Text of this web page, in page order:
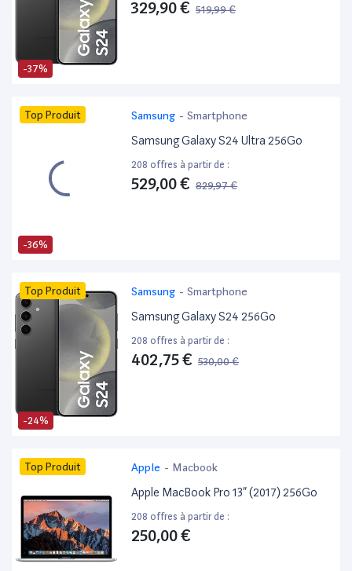
-37%
329,90 € 519,99 €
-36%
Top Produit Samsung - Smartphone
Samsung Galaxy S24 Ultra 256Go
208 offres à partir de :
529,00 € 829,97 €
-24%
Top Produit Samsung - Smartphone
Samsung Galaxy S24 256Go
208 offres à partir de :
402,75 € 530,00 €
Top Produit Apple - Macbook
Apple MacBook Pro 13” (2017) 256Go
208 offres à partir de :
250,00 €